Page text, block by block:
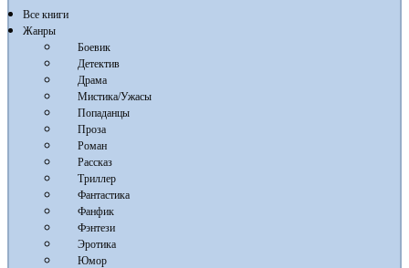
Все книги
Жанры
Боевик
Детектив
Драма
Мистика/Ужасы
Попаданцы
Проза
Роман
Рассказ
Триллер
Фантастика
Фанфик
Фэнтези
Эротика
Юмор